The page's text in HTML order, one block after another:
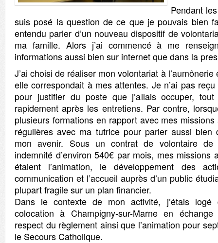
Pendant
suis posé la question de ce que je pouvais bien
entendu parler d’un nouveau dispositif de
ma famille. Alors j’ai commencé à me
informations aussi bien sur internet que dans la
J’ai choisi de réaliser mon volontariat à
elle correspondait à mes attentes. Je n’ai pas
pour justifier du poste que j’allais occuper, tout
rapidement après les entretiens. Par contre,
plusieurs formations en rapport avec mes
régulières avec ma tutrice pour parler aussi
mon avenir. Sous un contrat de volontaire
indemnité d’environ 540€ par mois, mes missions
étaient l’animation, le développement des
communication et l’accueil auprès d’un public
plupart fragile sur un plan financier.
Dans le contexte de mon activité, j’étais
colocation à Champigny-sur-Marne en
respect du règlement ainsi que l’animation pour
le Secours Catholique.